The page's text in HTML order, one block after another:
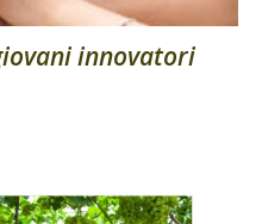
innovatori